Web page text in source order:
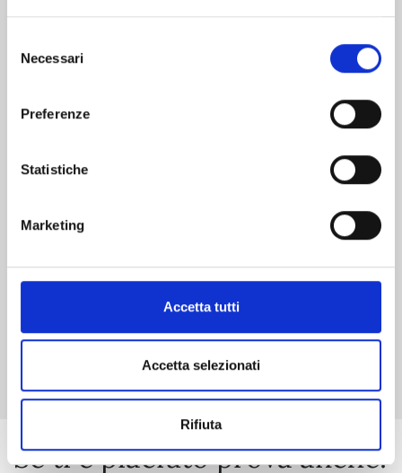
delNecessari
Preferenze
Statistiche
Marketing
Accetta tutti
Accetta selezionati
Rifiuta
Mostra tutto
Se ti è piaciuto prova anche: